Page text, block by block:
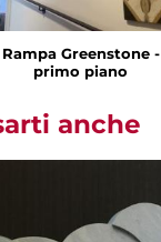
Rampa Greenstone -
primo piano
anche